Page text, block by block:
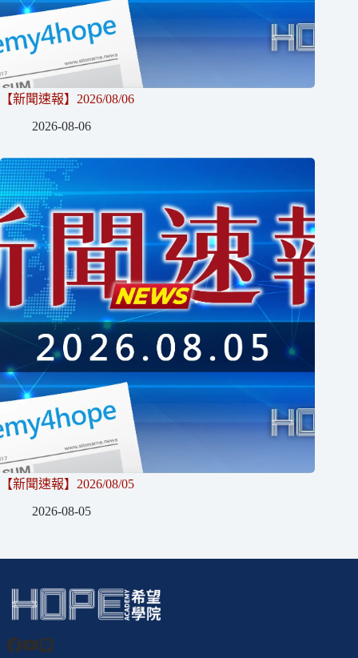
【新聞速報】2026/08/06
2026-08-06
【新聞速報】2026/08/05
2026-08-05